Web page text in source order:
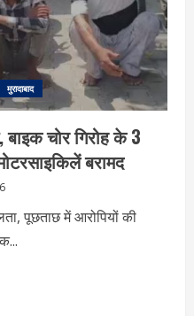
मुरादाबाद
चोर गिरोह के 3
बरामद
पूछताछ में आरोपियों की